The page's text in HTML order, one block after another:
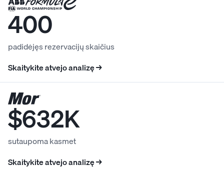
400
padidėjęs rezervacijų skaičius
Skaitykite atvejo analizę →
$632K
sutaupoma kasmet
Skaitykite atvejo analizę →